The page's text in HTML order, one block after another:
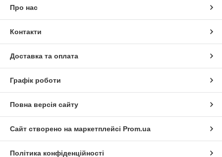
Про нас
Контакти
Доставка та оплата
Графік роботи
Повна версія сайту
Сайт створено на маркетплейсі Prom.ua
Політика конфіденційності